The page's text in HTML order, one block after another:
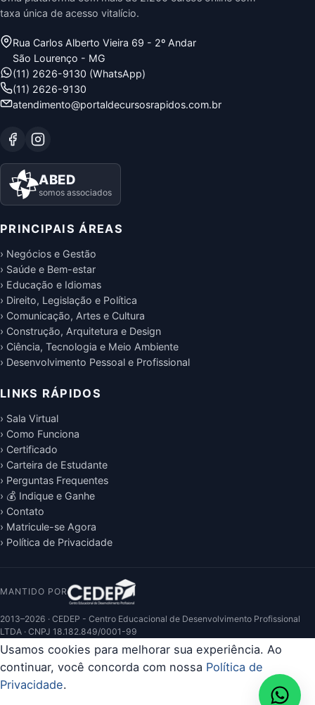
taxa única de acesso vitalício.
Rua Carlos Alberto Vieira 69 - 2º Andar
São Lourenço - MG
(11) 2626-9130 (WhatsApp)
(11) 2626-9130
atendimento@portaldecursosrapidos.com.br
ABED
somos associados
PRINCIPAIS ÁREAS
› Negócios e Gestão
› Saúde e Bem-estar
› Educação e Idiomas
› Direito, Legislação e Política
› Comunicação, Artes e Cultura
› Construção, Arquitetura e Design
› Ciência, Tecnologia e Meio Ambiente
› Desenvolvimento Pessoal e Profissional
LINKS RÁPIDOS
› Sala Virtual
› Como Funciona
› Certificado
› Carteira de Estudante
› Perguntas Frequentes
› 💰 Indique e Ganhe
› Contato
› Matricule-se Agora
› Política de Privacidade
MANTIDO POR
2013–2026 · CEDEP - Centro Educacional de Desenvolvimento Profissional
LTDA · CNPJ 18.182.849/0001-99
Usamos cookies para melhorar sua experiência. Ao
continuar, você concorda com nossa Política de
Privacidade.